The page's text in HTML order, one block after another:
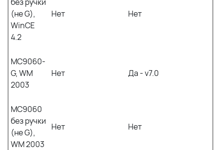
(не G),
WinCE
4.2
Нет Нет
MC9060-
G, WM
2003
Нет Да - v7.0
MC9060
без ручки
(не G),
WM 2003
Нет Нет